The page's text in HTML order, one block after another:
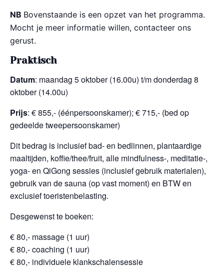
NB Bovenstaande is een opzet van het programma.
Mocht je meer informatie willen, contacteer ons
gerust.
Praktisch
Datum: maandag 5 oktober (16.00u) t/m donderdag 8
oktober (14.00u)
Prijs: € 855,- (éénpersoonskamer); € 715,- (bed op
gedeelde tweepersoonskamer)
Dit bedrag is inclusief bad- en bedlinnen, plantaardige
maaltijden, koffie/thee/fruit, alle mindfulness-, meditatie-,
yoga- en QiGong sessies (inclusief gebruik materialen),
gebruik van de sauna (op vast moment) en BTW en
exclusief toeristenbelasting.
Desgewenst te boeken:
€ 80,- massage (1 uur)
€ 80,- coaching (1 uur)
€ 80,- individuele klankschalensessie